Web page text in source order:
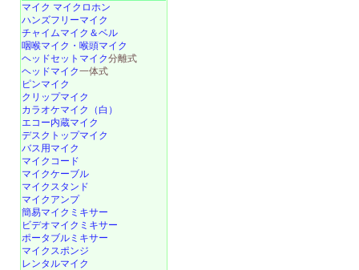
マイク マイクロホン
ハンズフリーマイク
チャイムマイク＆ベル
咽喉マイク・喉頭マイク
ヘッドセットマイク分離式
ヘッドマイク一体式
ピンマイク
クリップマイク
カラオケマイク（白）
エコー内蔵マイク
デスクトップマイク
バス用マイク
マイクコード
マイクケーブル
マイクスタンド
マイクアンプ
簡易マイクミキサー
ビデオマイクミキサー
ポータブルミキサー
マイクスポンジ
レンタルマイク